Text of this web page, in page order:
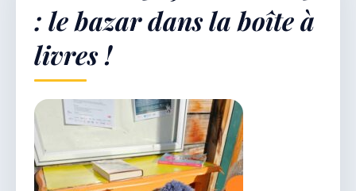
Démarches & Vie pratique
Vie locale & Associations
: le bazar dans la boîte à
livres !